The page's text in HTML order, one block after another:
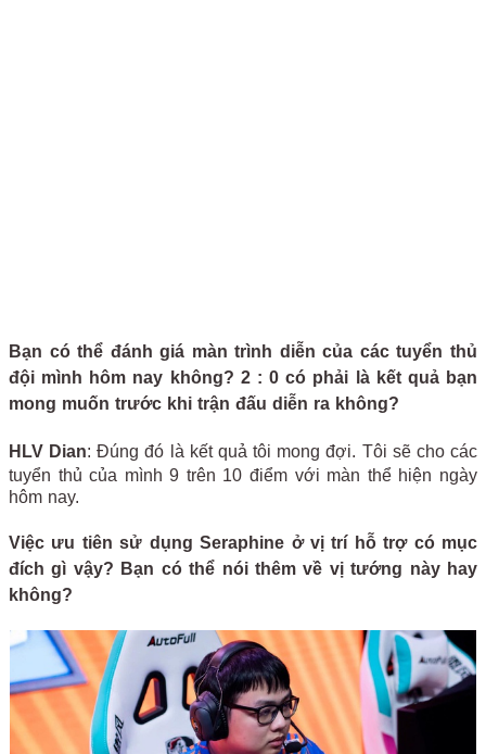
Bạn có thể đánh giá màn trình diễn của các tuyển thủ
đội mình hôm nay không? 2 : 0 có phải là kết quả bạn
mong muốn trước khi trận đấu diễn ra không?
HLV Dian: Đúng đó là kết quả tôi mong đợi. Tôi sẽ cho các
tuyển thủ của mình 9 trên 10 điểm với màn thể hiện ngày
hôm nay.
Việc ưu tiên sử dụng Seraphine ở vị trí hỗ trợ có mục
đích gì vậy? Bạn có thể nói thêm về vị tướng này hay
không?